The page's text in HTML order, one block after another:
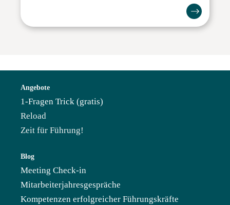
Angebote
1-Fragen Trick (gratis)
Reload
Zeit für Führung!
Blog
Meeting Check-in
Mitarbeiterjahresgespräche
Kompetenzen erfolgreicher Führungskräfte